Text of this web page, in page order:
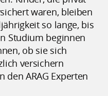
waren, bleiben
so lange, bis
Studium beginnen
ob sie sich
versichern
ARAG Experten